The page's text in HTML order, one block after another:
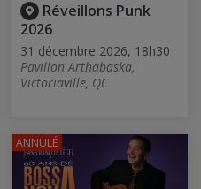
Réveillons Punk
2026
31 décembre 2026, 18h30
Pavillon Arthabaska,
Victoriaville, QC
ANNULÉ